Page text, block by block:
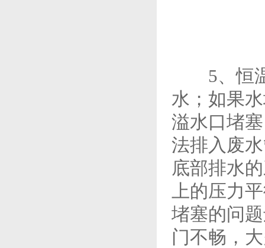
5、恒温
水；如果
溢水口堵
法排入废
底部排水
上的压力
堵塞的问
门不畅，